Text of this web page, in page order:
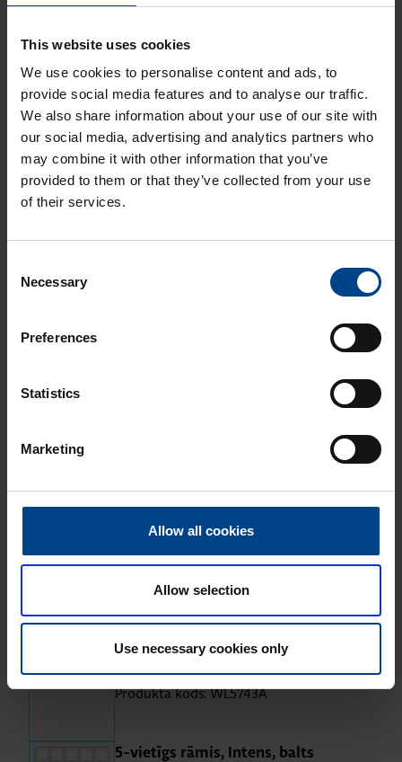
This website uses cookies
We use cookies to personalise content and ads, to
provide social media features and to analyse our traffic.
We also share information about your use of our site with
our social media, advertising and analytics partners who
may combine it with other information that you’ve
provided to them or that they’ve collected from your use
of their services.
Selection
Necessary
Preferences
Statistics
Marketing
Allow all cookies
Allow selection
Use necessary cookies only
Produkta kods: WL5730A
2-vie­tīgs rāmis, In­tens, melns
Produkta kods: WL5723A
3-vie­tīgs rāmis, In­tens, melns
Produkta kods: WL5743A
5-vie­tīgs rāmis, In­tens, balts